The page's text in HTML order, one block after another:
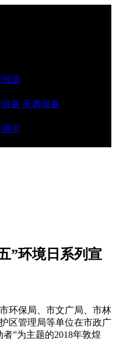
道
设备 庆典设备
示
”环境日系列宣
环保局、市文广局、市林
区管理局等单位在市政广
”为主题的2018年敦煌